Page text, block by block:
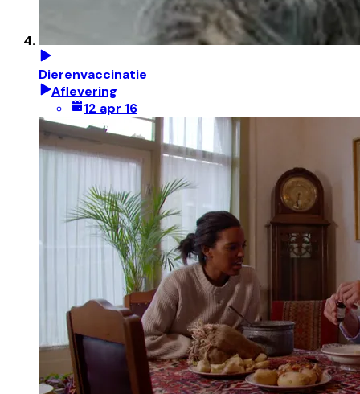
Dierenvaccinatie
Aflevering
12 apr 16